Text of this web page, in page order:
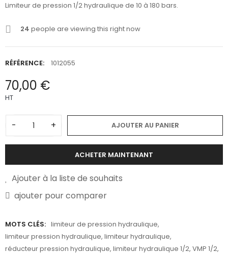
Limiteur de pression 1/2 hydraulique de 10 à 180 bars.
24 people are viewing this right now
RÉFÉRENCE: 1012055
70,00 €
HT
- + AJOUTER AU PANIER
ACHETER MAINTENANT
Ajouter à la liste de souhaits
ajouter pour comparer
MOTS CLÉS: limiteur de pression hydraulique,
limiteur pression hydraulique, limiteur hydraulique,
réducteur pression hydraulique, limiteur hydraulique 1/2, VMP 1/2,